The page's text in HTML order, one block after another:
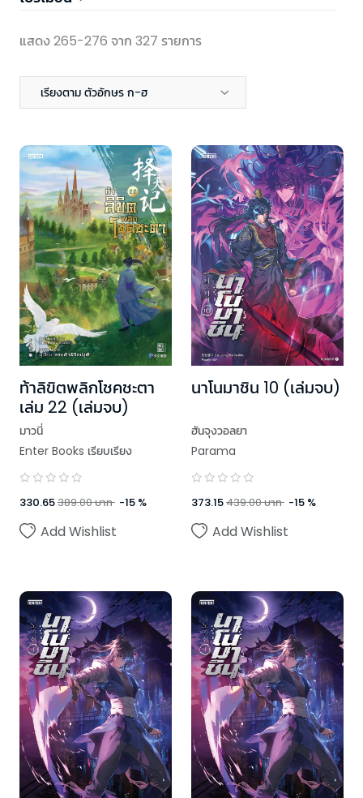
แสดง 265-276 จาก 327 รายการ
เรียงตาม ตัวอักษร ก-ฮ
ท้าลิขิตพลิกโชคชะตา
เล่ม 22 (เล่มจบ)
มาวนี่
Enter Books เรียบเรียง
330.65389.00บาท -15 %
Add Wishlist
นาโนมาชิน 10 (เล่มจบ)
ฮันจุงวอลยา
Parama
373.15439.00บาท -15 %
Add Wishlist